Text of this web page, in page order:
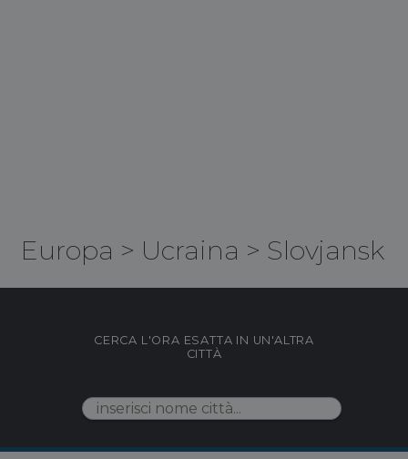
Europa > Ucraina > Slovjansk
CERCA L'ORA ESATTA IN UN'ALTRA
CITTÀ